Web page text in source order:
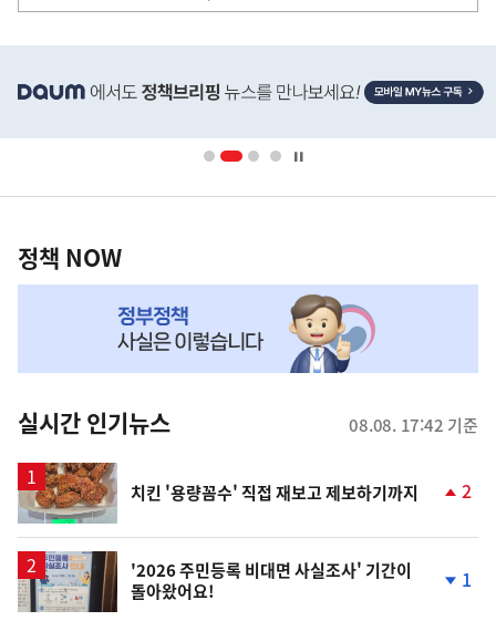
단
영
책
NOW,
뉴
스
정책 NOW
실시간 인기뉴스 08.08. 17:42 기준
치킨 '용량꼼수' 직접 재보고 제보하기까지
상
2
'2026 주민등록 비대면 사실조사' 기간이
돌아왔어요!
1